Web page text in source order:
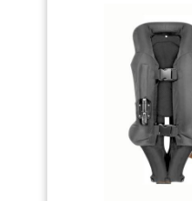
gonflé, il maintient une pression
interne de protection efficace
pendant environ 10 secondes.
Gilet de sécurité for personnes
âgées: Prévention des
déclenchements accidentels: Il
faut 30kg de force for ouvrir la
boucle à boule du gilet
autogonflant et déclencher
l'airbag. Si vous oubliez de
détacher la corde de
déclenchement, le cycliste
ressentira une forte résistance,